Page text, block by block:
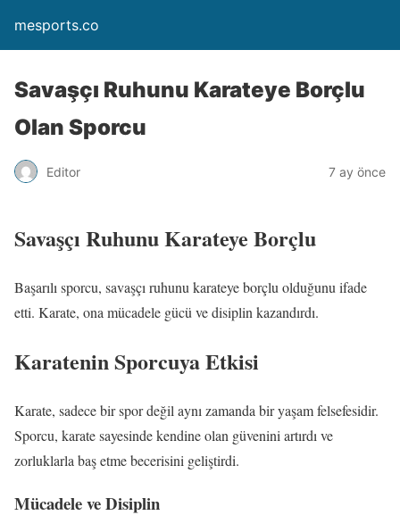
mesports.co
Savaşçı Ruhunu Karateye Borçlu
Olan Sporcu
Editor 7 ay önce
Savaşçı Ruhunu Karateye Borçlu
Başarılı sporcu, savaşçı ruhunu karateye borçlu olduğunu ifade
etti. Karate, ona mücadele gücü ve disiplin kazandırdı.
Karatenin Sporcuya Etkisi
Karate, sadece bir spor değil aynı zamanda bir yaşam felsefesidir.
Sporcu, karate sayesinde kendine olan güvenini artırdı ve
zorluklarla baş etme becerisini geliştirdi.
Mücadele ve Disiplin